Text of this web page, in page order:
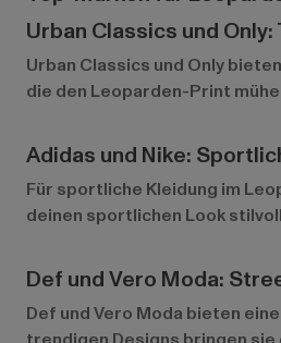
Urban Classics und
Urban Classics und Only
die den Leoparden-Print
Adidas und Nike:
Für sportliche Kleidung im
deinen sportlichen Look
Def und Vero Moda:
Def undVero Moda bieten